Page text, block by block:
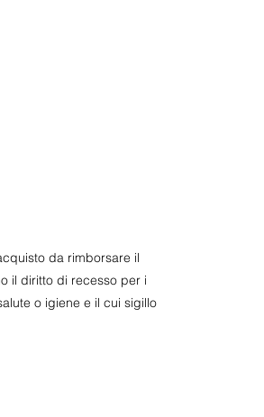
da rimborsare il
il diritto di recesso per i
o igiene e il cui sigillo